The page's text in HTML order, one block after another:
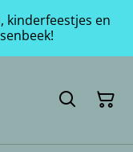
kinderfeestjes en